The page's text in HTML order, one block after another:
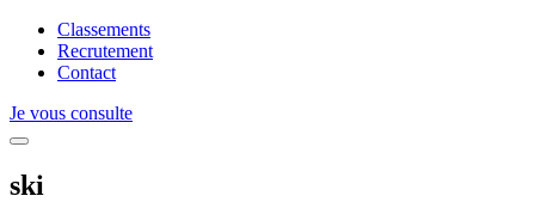
Classements
Recrutement
Contact
Je vous consulte
ski